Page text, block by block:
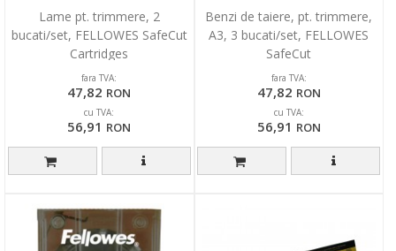
Lame pt. trimmere, 2
bucati/set, FELLOWES SafeCut
Cartridges
fara TVA:
47,82 RON
cu TVA:
56,91 RON
Benzi de taiere, pt. trimmere,
A3, 3 bucati/set, FELLOWES
SafeCut
fara TVA:
47,82 RON
cu TVA:
56,91 RON